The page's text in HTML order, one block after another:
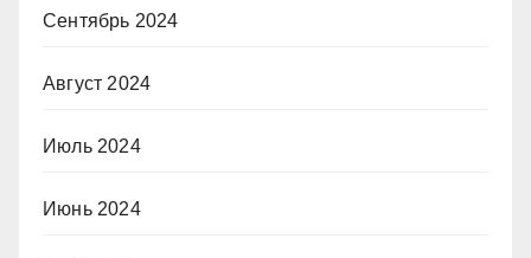
Сентябрь 2024
Август 2024
Июль 2024
Июнь 2024